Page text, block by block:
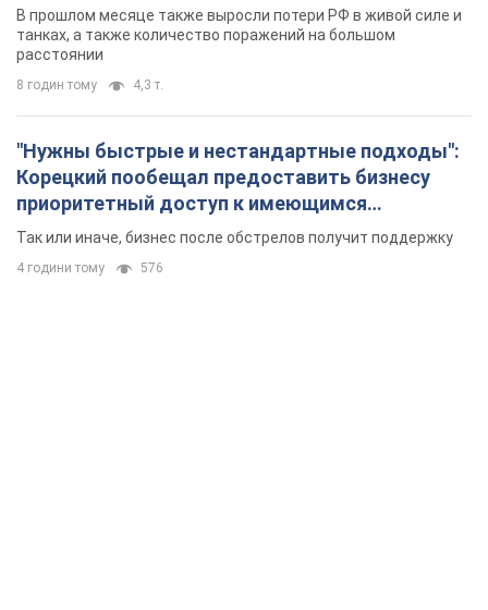
В прошлом месяце также выросли потери РФ в живой силе и
танках, а также количество поражений на большом
расстоянии
8 годин тому 4,3 т.
"Нужны быстрые и нестандартные подходы":
Корецкий пообещал предоставить бизнесу
приоритетный доступ к имеющимся
складским помещениям
Так или иначе, бизнес после обстрелов получит поддержку
4 години тому 576